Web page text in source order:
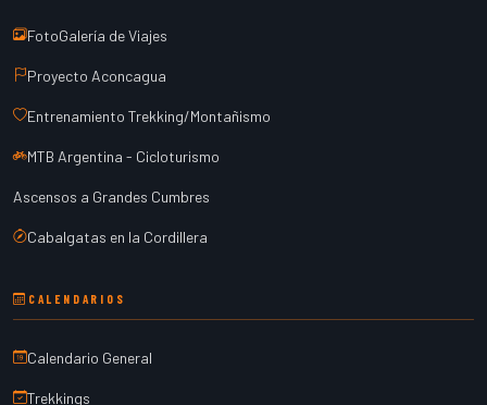
FotoGalería de Viajes
Proyecto Aconcagua
Entrenamiento Trekking/Montañismo
MTB Argentina - Cicloturismo
Ascensos a Grandes Cumbres
Cabalgatas en la Cordillera
CALENDARIOS
Calendario General
Trekkings